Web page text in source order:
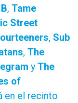
, Tame
Street
, Sub
, The
y The
of
en el recinto